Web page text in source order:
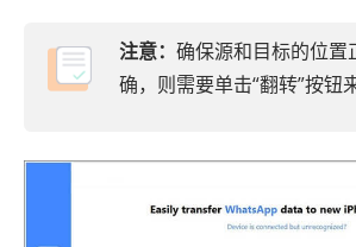
注意： 确保源和目标的位置
确，则需要单击“翻转”按钮